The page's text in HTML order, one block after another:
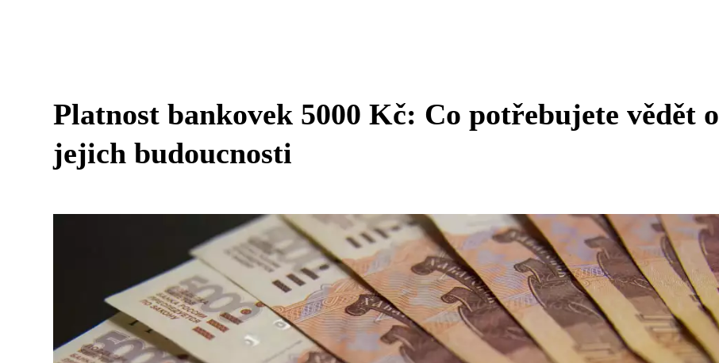
Platnost bankovek 5000 Kč: Co potřebujete vědět o
jejich budoucnosti